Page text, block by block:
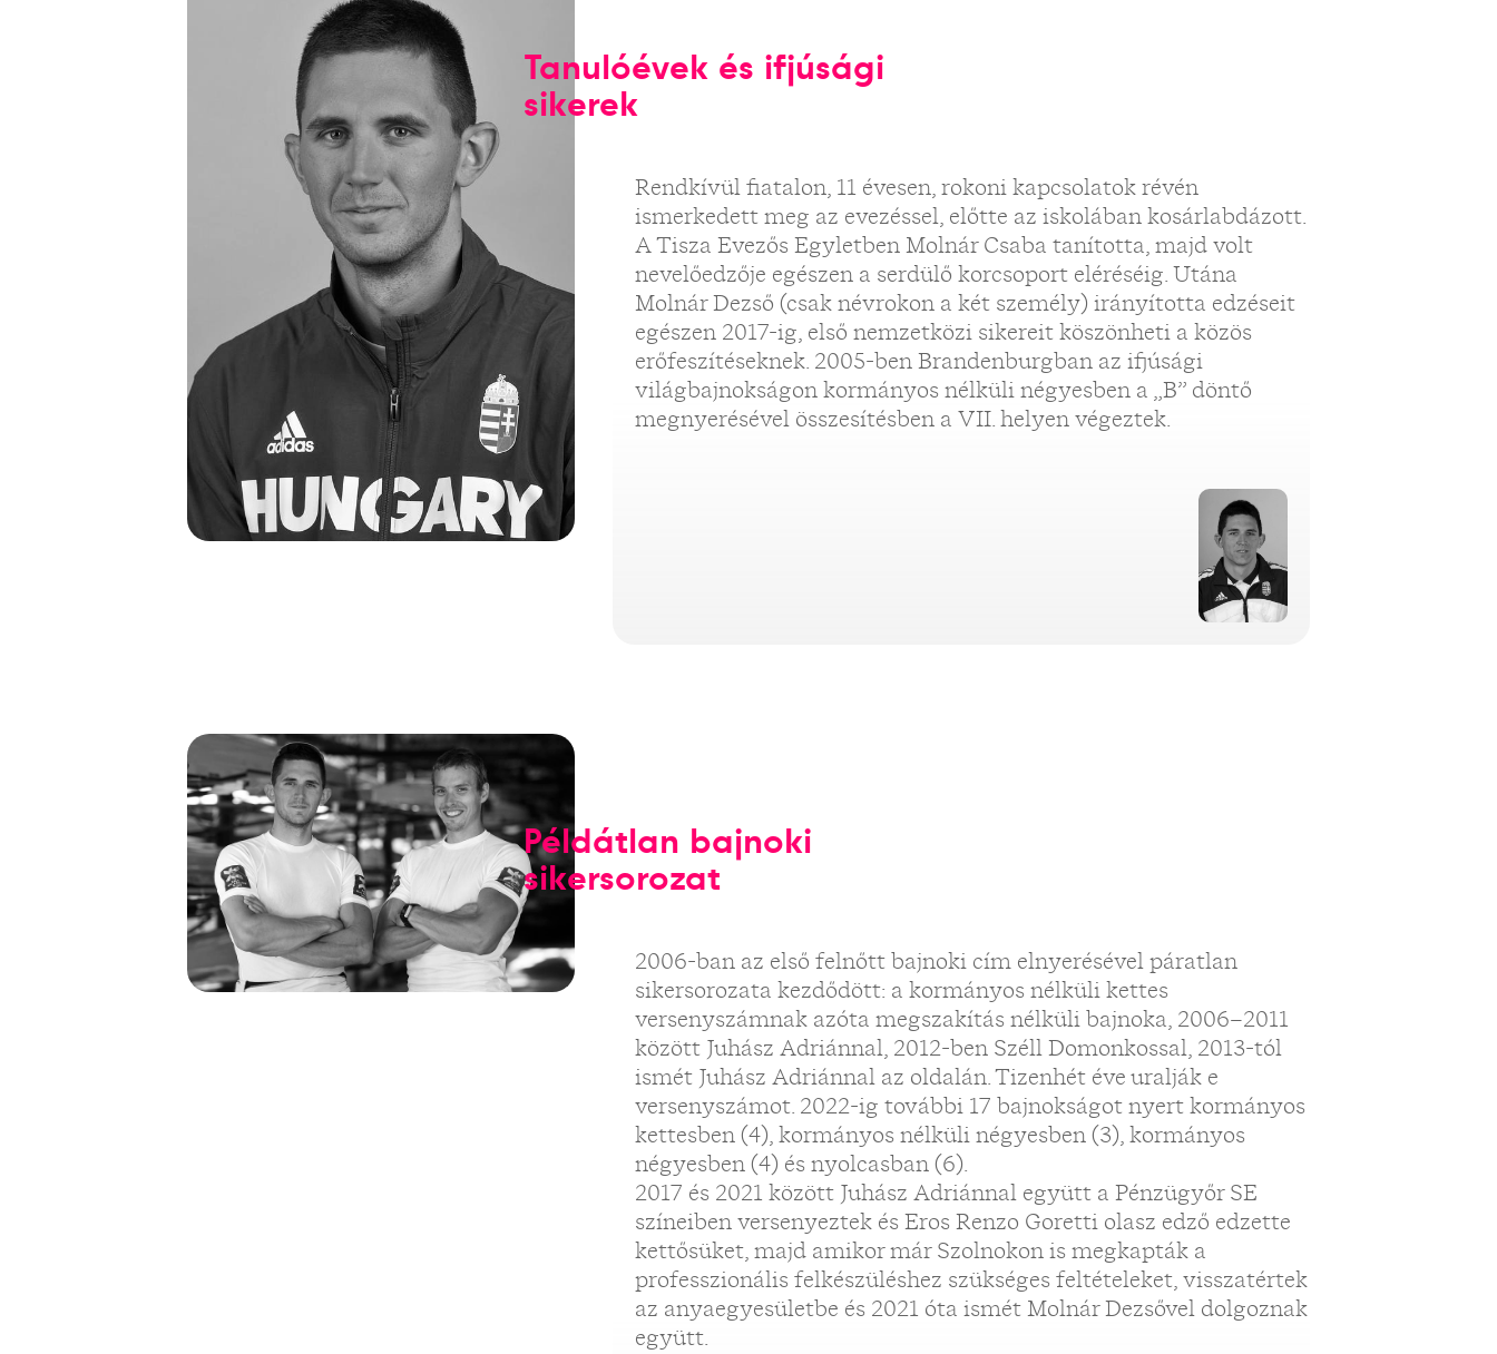
Tanulóévek és ifjúsági
sikerek
Rendkívül fiatalon, 11 évesen, rokoni kapcsolatok révén
ismerkedett meg az evezéssel, előtte az iskolában kosárlabdázott.
A Tisza Evezős Egyletben Molnár Csaba tanította, majd volt
nevelőedzője egészen a serdülő korcsoport eléréséig. Utána
Molnár Dezső (csak névrokon a két személy) irányította edzéseit
egészen 2017-ig, első nemzetközi sikereit köszönheti a közös
erőfeszítéseknek. 2005-ben Brandenburgban az ifjúsági
világbajnokságon kormányos nélküli négyesben a „B” döntő
megnyerésével összesítésben a VII. helyen végeztek.
Példátlan bajnoki
sikersorozat
2006-ban az első felnőtt bajnoki cím elnyerésével páratlan
sikersorozata kezdődött: a kormányos nélküli kettes
versenyszámnak azóta megszakítás nélküli bajnoka, 2006–2011
között Juhász Adriánnal, 2012-ben Széll Domonkossal, 2013-tól
ismét Juhász Adriánnal az oldalán. Tizenhét éve uralják e
versenyszámot. 2022-ig további 17 bajnokságot nyert kormányos
kettesben (4), kormányos nélküli négyesben (3), kormányos
négyesben (4) és nyolcasban (6).
2017 és 2021 között Juhász Adriánnal együtt a Pénzügyőr SE
színeiben versenyeztek és Eros Renzo Goretti olasz edző edzette
kettősüket, majd amikor már Szolnokon is megkapták a
professzionális felkészüléshez szükséges feltételeket, visszatértek
az anyaegyesületbe és 2021 óta ismét Molnár Dezsővel dolgoznak
együtt.